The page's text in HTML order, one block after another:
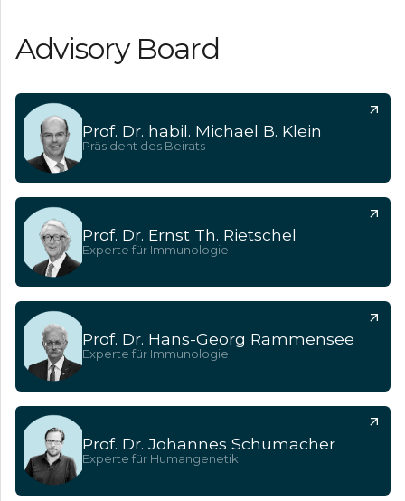
Advisory Board
Prof. Dr. habil. Michael B. Klein
Präsident des Beirats
Prof. Dr. Ernst Th. Rietschel
Experte für Immunologie
Prof. Dr. Hans-Georg Rammensee
Experte für Immunologie
Prof. Dr. Johannes Schumacher
Experte für Humangenetik